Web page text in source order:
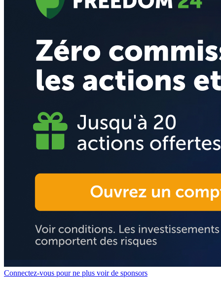
Connectez-vous pour ne plus voir de sponsors